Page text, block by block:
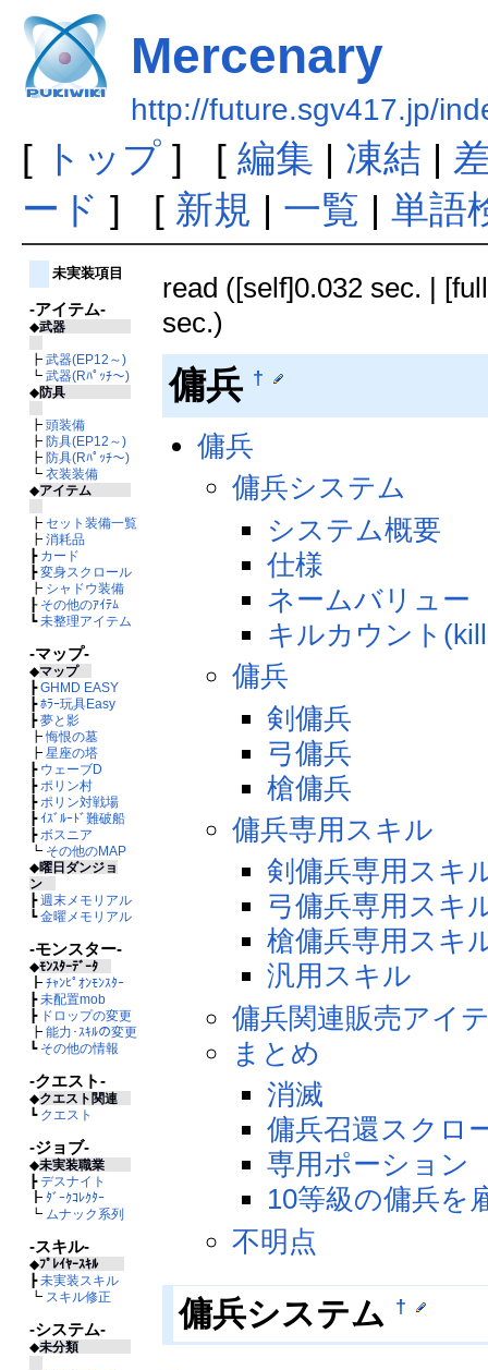
Mercenary
http://future.sgv417.jp/
[ トップ] [ 編集 | 凍結 |
ード ] [ 新規 | 一覧 | 単語
未実装項目
-アイテム-
◆武器
┣ 武器(EP12～)
┗ 武器(Rﾊﾟｯﾁ～)
◆防具
┣ 頭装備
┣ 防具(EP12～)
┣ 防具(Rﾊﾟｯﾁ～)
┗ 衣装装備
◆アイテム
┣ セット装備一覧
┣ 消耗品
┣ カード
┣変身スクロール
┣ シャドウ装備
┠ その他のｱｲﾃﾑ
┗未整理アイテム
-マップ-
◆マップ
┣GHMD EASY
┣ﾎﾗｰ玩具Easy
┣夢と影
┣ 悔恨の墓
┣ 星座の塔
┣ ウェーブD
┣ ポリン村
┣ ポリン対戦場
┣ｲｽﾞﾙｰﾄﾞ難破船
┣ ボスニア
┗ その他のMAP
◆曜日ダンジョ
ン
┣週末メモリアル
┗金曜メモリアル
-モンスター-
◆ﾓﾝｽﾀｰﾃﾞｰﾀ
┣ ﾁｬﾝﾋﾟｵﾝﾓﾝｽﾀｰ
┣未配置mob
┣ ドロップの変更
┣ 能力･ｽｷﾙの変更
┗ その他の情報
-クエスト-
◆クエスト関連
┗ クエスト
-ジョブ-
◆未実装職業
┣デスナイト
┣ ﾀﾞｰｸｺﾚｸﾀｰ
┗ ムナック系列
-スキル-
◆ﾌﾟﾚｲﾔｰｽｷﾙ
┣未実装スキル
┗ スキル修正
-システム-
◆未分類
read ([self]0.032 sec. |
sec.)
傭兵 †
傭兵
傭兵システム
システム概要
仕様
ネームバリュー
キルカウント
傭兵
剣傭兵
弓傭兵
槍傭兵
傭兵専用スキル
剣傭兵専用スキ
弓傭兵専用スキ
槍傭兵専用スキ
汎用スキル
傭兵関連販売アイ
まとめ
消滅
傭兵召還スクロ
専用ポーション
10等級の傭兵を
不明点
傭兵システム †